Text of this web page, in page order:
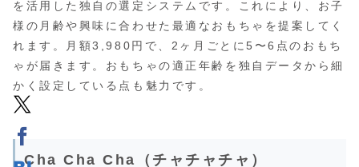
を活用した独自の選定システムです。これにより、お子
様の月齢や興味に合わせた最適なおもちゃを提案してく
れます。月額3,980円で、2ヶ月ごとに5〜6点のおもち
ゃが届きます。おもちゃの適正年齢を独自データから細
かく設定している点も魅力です。
Cha Cha Cha（チャチャチャ）